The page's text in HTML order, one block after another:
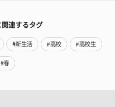
関連するタグ
#新生活 #高校 #高校生
#春